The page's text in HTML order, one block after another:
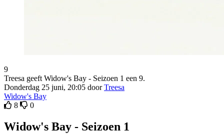
9
Treesa geeft Widow's Bay - Seizoen 1 een 9.
Donderdag 25 juni, 20:05 doorTreesa
Widow's Bay
8
0
Widow's Bay - Seizoen 1